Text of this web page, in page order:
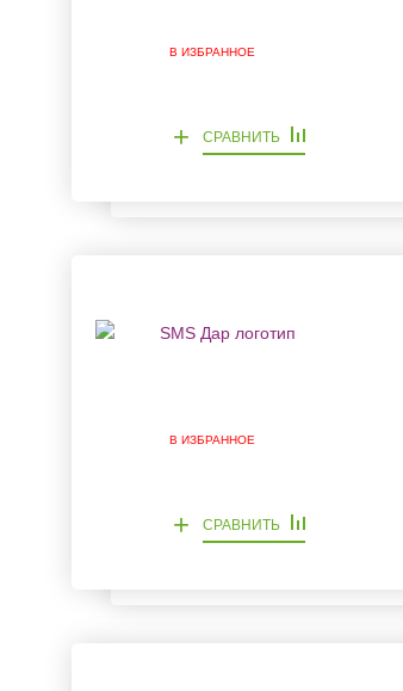
В ИЗБРАННОЕ
+ СРАВНИТЬ
В ИЗБРАННОЕ
+ СРАВНИТЬ